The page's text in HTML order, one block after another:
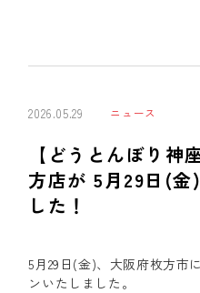
2026.05.29 ニュース
【どうとんぼり神
方店が 5月29日(金
した！
5月29日(金)、大阪府枚方市に
ンいたしました。